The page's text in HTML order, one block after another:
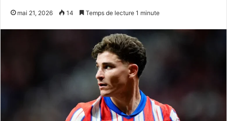
mai 21, 2026 14 Temps de lecture 1 minute